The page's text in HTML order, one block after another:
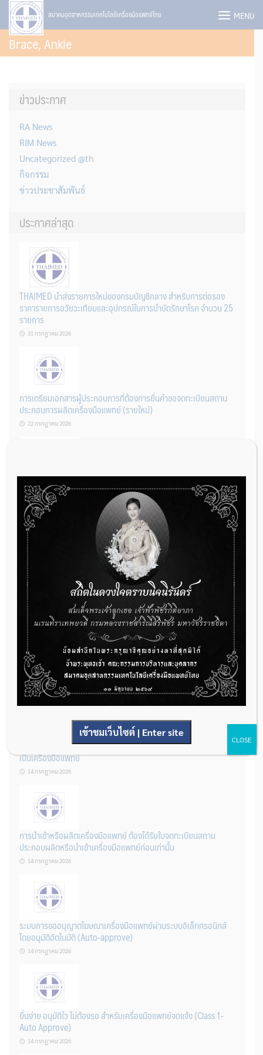
Skip
content
สมาคมอุตสาหกรรมเทคโนโลยีเครื่องมือแพทย์ไทย MENU
Brace, Ankle
ข่าวประกาศ
RA News
RIM News
Uncategorized @th
กิจกรรม
ข่าวประชาสัมพันธ์
ประกาศล่าสุด
THAIMED นำส่งรายการใหม่ของกรมบัญชีกลาง สำหรับการต่อรอง
ราคารายการอวัยวะเทียมและอุปกรณ์ในการบำบัดรักษาโรค จำนวน 25
รายการ
31 กรกฎาคม 2026
การเตรียมเอกสารผู้ประกอบการที่ต้องการยื่นคำขอจดทะเบียนสถาน
ประกอบการผลิตเครื่องมือแพทย์ (รายใหม่)
22 กรกฎาคม 2026
ผู้ประกอบการผลิต และ นักวิจัย ที่ต้องการขึ้นทะเบียนเครื่องมือแพทย์
ต้องทำอย่างไรบ้าง
22 กรกฎาคม 2026
กองควบคุมเครื่องมือแพทย์ เปิดรับฟังความคิดเห็นหลักการยกร่าง
กฎหมาย จำนวน 3 ฉบับ ผ่านระบบกลางทางกฎหมาย
22 กรกฎาคม 2026
การโฆษณาเครื่องมือแพทย์แบบใดที่ได้รับการยกเว้นไม่ต้องขออนุญาต
14 กรกฎาคม 2026
รู้หรือไม่? ผลิตภัณฑ์ชุดตรวจสําหรับตรวจสอบการปนเปื้อนแบบใดจัด
เป็นเครื่องมือแพทย์
14 กรกฎาคม 2026
การนำเข้าหรือผลิตเครื่องมือแพทย์ ต้องได้รับใบจดทะเบียนสถาน
ประกอบผลิตหรือนำเข้าเครื่องมือแพทย์ก่อนเท่านั้น
14 กรกฎาคม 2026
ระบบการขออนุญาตโฆษณาเครื่องมือแพทย์ผ่านระบบอิเล็กทรอนิกส์
โดยอนุมัติอัตโนมัติ (Auto-approve)
14 กรกฎาคม 2026
ยื่นง่าย อนุมัติไว ไม่ต้องรอ สำหรับเครื่องมือแพทย์จดแจ้ง (Class 1-
Auto Approve)
14 กรกฎาคม 2026
เข้าชมเว็บไซต์ | Enter site
CLOSE